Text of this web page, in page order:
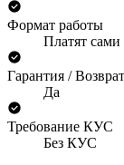
Формат работы
Платят
Гарантия / Возврат
Да
Требование КУС
Без КУС